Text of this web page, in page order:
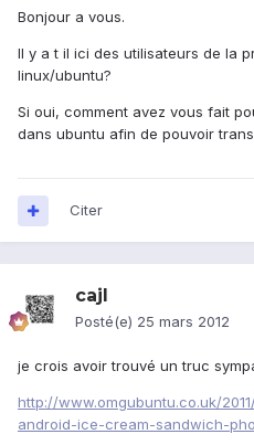
Bonjour a vous.
Il y a t il ici des utilisateurs de la
linux/ubuntu?
Si oui, comment avez vous fait
dans ubuntu afin de pouvoir
Citer
cajl
Posté(e) 25 mars 2012
je crois avoir trouvé un truc
http://www.omgubuntu.co.uk/
android-ice-cream-sandwich-